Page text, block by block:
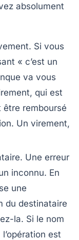
absolument
Si vous
« c’est un
va vous
qui est
remboursé
Un virement,
Une erreur
inconnu. En
une
du destinataire
la. Si le nom
est